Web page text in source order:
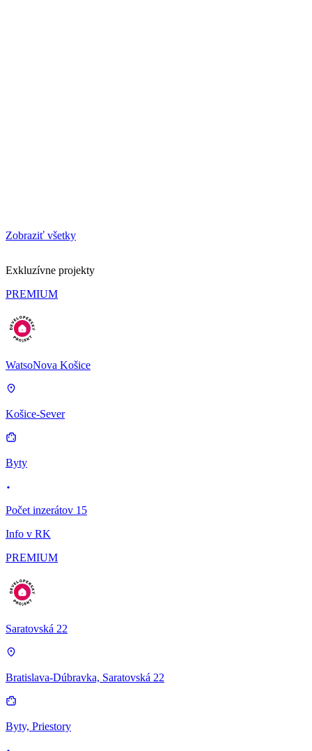
Zobraziť všetky
Exkluzívne projekty
PREMIUM
WatsoNova Košice
Košice-Sever
Byty
Počet inzerátov 15
Info v RK
PREMIUM
Saratovská 22
Bratislava-Dúbravka, Saratovská 22
Byty, Priestory